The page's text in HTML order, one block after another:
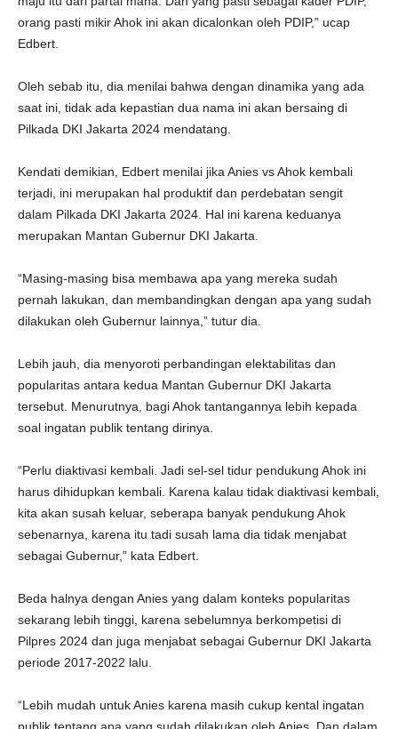
orang pasti mikir Ahok ini akan dicalonkan oleh PDIP,” ucap
Edbert.
Oleh sebab itu, dia menilai bahwa dengan dinamika yang ada
saat ini, tidak ada kepastian dua nama ini akan bersaing di
Pilkada DKI Jakarta 2024 mendatang.
Kendati demikian, Edbert menilai jika Anies vs Ahok kembali
terjadi, ini merupakan hal produktif dan perdebatan sengit
dalam Pilkada DKI Jakarta 2024. Hal ini karena keduanya
merupakan Mantan Gubernur DKI Jakarta.
“Masing-masing bisa membawa apa yang mereka sudah
pernah lakukan, dan membandingkan dengan apa yang sudah
dilakukan oleh Gubernur lainnya,” tutur dia.
Lebih jauh, dia menyoroti perbandingan elektabilitas dan
popularitas antara kedua Mantan Gubernur DKI Jakarta
tersebut. Menurutnya, bagi Ahok tantangannya lebih kepada
soal ingatan publik tentang dirinya.
“Perlu diaktivasi kembali. Jadi sel-sel tidur pendukung Ahok ini
harus dihidupkan kembali. Karena kalau tidak diaktivasi kembali,
kita akan susah keluar, seberapa banyak pendukung Ahok
sebenarnya, karena itu tadi susah lama dia tidak menjabat
sebagai Gubernur,” kata Edbert.
Beda halnya dengan Anies yang dalam konteks popularitas
sekarang lebih tinggi, karena sebelumnya berkompetisi di
Pilpres 2024 dan juga menjabat sebagai Gubernur DKI Jakarta
periode 2017-2022 lalu.
“Lebih mudah untuk Anies karena masih cukup kental ingatan